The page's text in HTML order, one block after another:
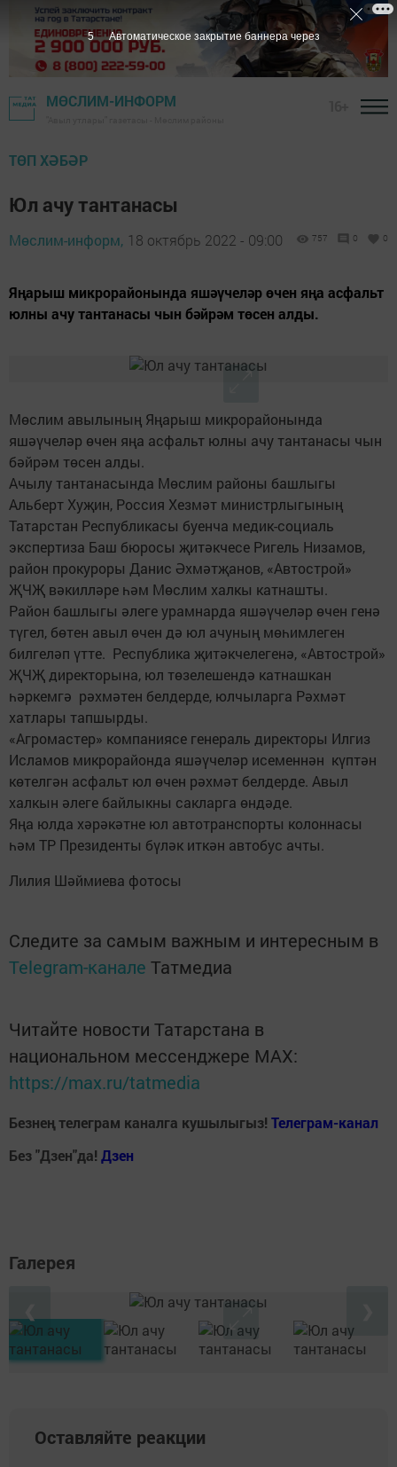
МӨСЛИМ-ИНФОРМ
ТӨП ХӘБӘР
Юл ачу тантанасы
Мөслим-информ, 18 октябрь 2022 - 09:00 757 0 0
Яңарыш микрорайонында яшәүчеләр өчен яңа асфальт
юлны ачу тантанасы чын бәйрәм төсен алды.
Мөслим авылының Яңарыш микрорайонында
яшәүчеләр өчен яңа асфальт юлны ачу тантанасы чын
бәйрәм төсен алды.
Ачылу тантанасында Мөслим районы башлыгы
Альберт Хуҗин, Россия Хезмәт министрлыгының
Татарстан Республикасы буенча медик-социаль
экспертиза Баш бюросы җитәкчесе Ригель Низамов,
район прокуроры Данис Әхмәтҗанов, «Автострой»
ҖЧҖ вәкилләре һәм Мөслим халкы катнашты.
Район башлыгы әлеге урамнарда яшәүчеләр өчен генә
түгел, бөтен авыл өчен дә юл ачуның мөһимлеген
билгеләп үтте. Республика җитәкчелегенә, «Автострой»
ҖЧҖ директорына, юл төзелешендә катнашкан
һәркемгә рәхмәтен белдерде, юлчыларга Рәхмәт
хатлары тапшырды.
«Агромастер» компаниясе генераль директоры Илгиз
Исламов микрорайонда яшәүчеләр исеменнән күптән
көтелгән асфальт юл өчен рәхмәт белдерде. Авыл
халкын әлеге байлыкны сакларга өндәде.
Яңа юлда хәрәкәтне юл автотранспорты колоннасы
һәм ТР Президенты бүләк иткән автобус ачты.
Лилия Шәймиева фотосы
Следите за самым важным и интересным в
Telegram-канале Татмедиа
Читайте новости Татарстана в
национальном мессенджере MАХ:
https://max.ru/tatmedia
Безнең телеграм каналга кушылыгыз! Телеграм-канал
Без "Дзен"да! Дзен
Галерея
Оставляйте реакции
5 Автоматическое закрытие баннера через